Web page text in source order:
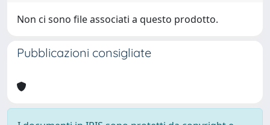
Non ci sono file associati a questo prodotto.
Pubblicazioni consigliate